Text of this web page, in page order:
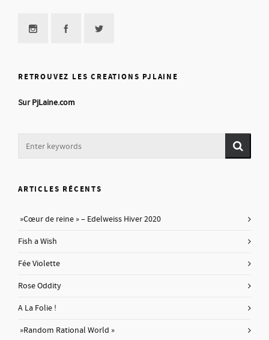
RETROUVEZ LES CREATIONS PJLAINE
SurPjLaine.com
ARTICLES RÉCENTS
»Cœur de reine » – Edelweiss Hiver 2020
Fish a Wish
Fée Violette
Rose Oddity
A La Folie !
»Random Rational World »